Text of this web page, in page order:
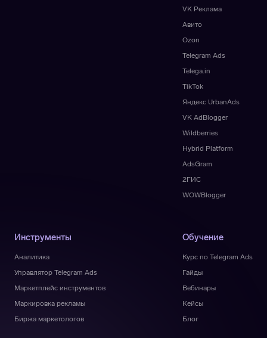
VK Реклама
Авито
Ozon
Telegram Ads
Telega.in
TikTok
Яндекс UrbanAds
VK AdBlogger
Wildberries
Hybrid Platform
AdsGram
2ГИС
WOWBlogger
Инструменты
Аналитика
Управлятор Telegram Ads
Маркетплейс инструментов
Маркировка рекламы
Биржа маркетологов
Обучение
Курс по Telegram Ads
Гайды
Вебинары
Кейсы
Блог